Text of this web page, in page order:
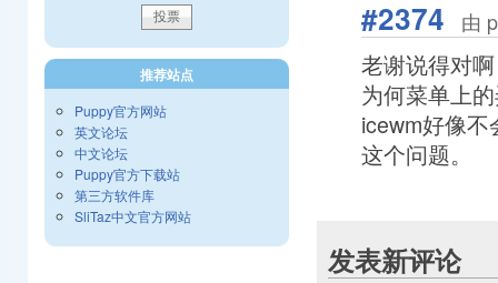
#2374 由
老谢说得对
为何菜单上
icewm好像
这个问题。
发表新评论
推荐站点
Puppy官方网站
英文论坛
中文论坛
Puppy官方下载站
第三方软件库
SliTaz中文官方网站